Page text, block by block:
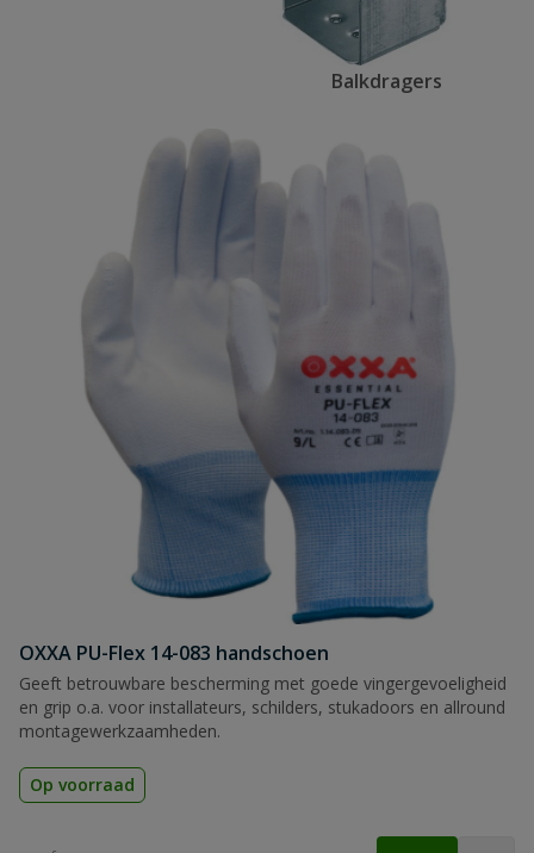
Balkdragers
OXXA PU-Flex 14-083 handschoen
Geeft betrouwbare bescherming met goede vingergevoeligheid
en grip o.a. voor installateurs, schilders, stukadoors en allround
montagewerkzaamheden.
Op voorraad